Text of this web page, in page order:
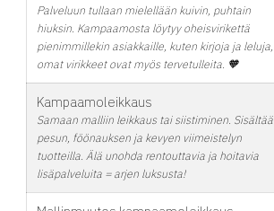
Palveluun tullaan mielellään kuivin, puhtain
hiuksin. Kampaamosta löytyy oheisvirikettä
pienimmillekin asiakkaille, kuten kirjoja ja leluja,
omat virikkeet ovat myös tervetulleita. 🧡
Kampaamoleikkaus
Samaan malliin leikkaus tai siistiminen. Sisältää
pesun, föönauksen ja kevyen viimeistelyn
tuotteilla. Älä unohda rentouttavia ja hoitavia
lisäpalveluita = arjen luksusta!